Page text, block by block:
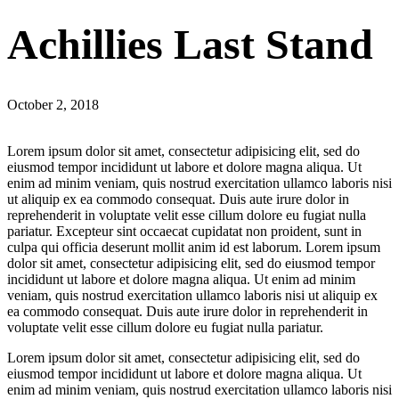
Achillies Last Stand
October 2, 2018
Lorem ipsum dolor sit amet, consectetur adipisicing elit, sed do
eiusmod tempor incididunt ut labore et dolore magna aliqua. Ut
enim ad minim veniam, quis nostrud exercitation ullamco laboris nisi
ut aliquip ex ea commodo consequat. Duis aute irure dolor in
reprehenderit in voluptate velit esse cillum dolore eu fugiat nulla
pariatur. Excepteur sint occaecat cupidatat non proident, sunt in
culpa qui officia deserunt mollit anim id est laborum. Lorem ipsum
dolor sit amet, consectetur adipisicing elit, sed do eiusmod tempor
incididunt ut labore et dolore magna aliqua. Ut enim ad minim
veniam, quis nostrud exercitation ullamco laboris nisi ut aliquip ex
ea commodo consequat. Duis aute irure dolor in reprehenderit in
voluptate velit esse cillum dolore eu fugiat nulla pariatur.
Lorem ipsum dolor sit amet, consectetur adipisicing elit, sed do
eiusmod tempor incididunt ut labore et dolore magna aliqua. Ut
enim ad minim veniam, quis nostrud exercitation ullamco laboris nisi